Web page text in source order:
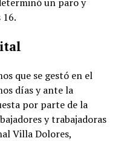
que se gestó en el
días y ante la
por parte de la
y trabajadoras
Villa Dolores,